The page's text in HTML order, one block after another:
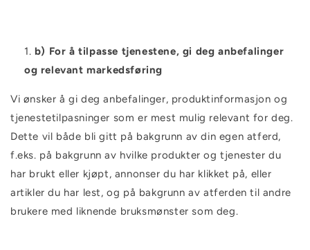
b) For å tilpasse tjenestene, gi deg anbefalinger
og relevant markedsføring
Vi ønsker å gi deg anbefalinger, produktinformasjon og
tjenestetilpasninger som er mest mulig relevant for deg.
Dette vil både bli gitt på bakgrunn av din egen atferd,
f.eks. på bakgrunn av hvilke produkter og tjenester du
har brukt eller kjøpt, annonser du har klikket på, eller
artikler du har lest, og på bakgrunn av atferden til andre
brukere med liknende bruksmønster som deg.